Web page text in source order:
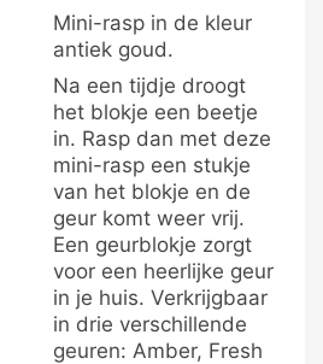
Mini-rasp in de kleur
antiek goud.
Na een tijdje droogt
het blokje een beetje
in. Rasp dan met deze
mini-rasp een stukje
van het blokje en de
geur komt weer vrij.
Een geurblokje zorgt
voor een heerlijke geur
in je huis. Verkrijgbaar
in drie verschillende
geuren: Amber, Fresh